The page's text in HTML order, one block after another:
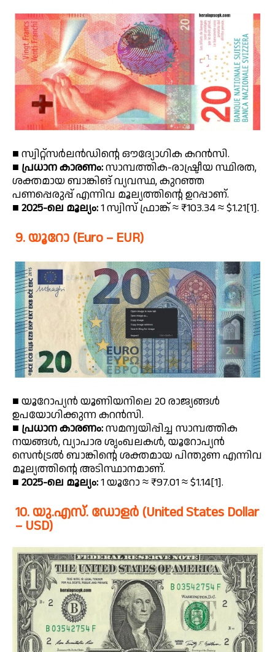
■ സ്വിറ്റ്സർലൻഡിന്റെ ഔദ്യോഗിക കറൻസി.
■ പ്രധാന കാരണം:സാമ്പത്തിക-രാഷ്ട്രീയ സ്ഥിരത,
ശക്തമായ ബാങ്കിങ് വ്യവസ്ഥ, കുറഞ്ഞ
പണപ്പെരുപ്പ് എന്നിവ മൂല്യത്തിൻ്റെ ഉറപ്പാണ്.
■ 2025-ലെ മൂല്യം:1 സ്വിസ് ഫ്രാങ്ക് ≈ ₹103.34 ≈ $1.21[1].
9. യൂറോ (Euro – EUR)
■ യൂറോപ്യൻ യൂണിയനിലെ 20 രാജ്യങ്ങൾ
ഉപയോഗിക്കുന്ന കറൻസി.
■ പ്രധാന കാരണം:സമന്വയിപ്പിച്ച സാമ്പത്തിക
നയങ്ങൾ, വ്യാപാര ശൃംഖലകൾ, യൂറോപ്യൻ
സെൻട്രൽ ബാങ്കിന്റെ ശക്തമായ പിന്തുണ എന്നിവ
മൂല്യത്തിൻ്റെ അടിസ്ഥാനമാണ്.
■ 2025-ലെ മൂല്യം:1 യൂറോ ≈ ₹97.01 ≈ $1.14[1].
10. യു.എസ്. ഡോളർ (United States Dollar
– USD)